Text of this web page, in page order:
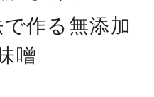
作る無添加
噌